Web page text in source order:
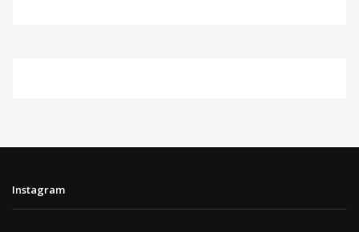
Instagram